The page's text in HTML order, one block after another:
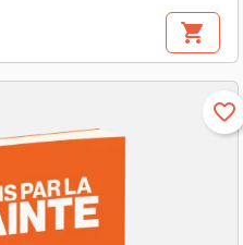
shopping_cart
favorite_border